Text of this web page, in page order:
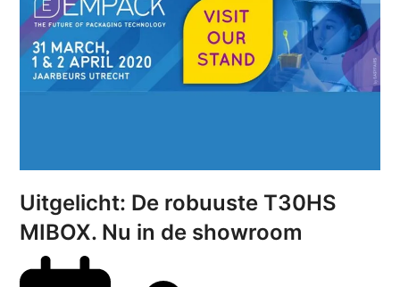
Uitgelicht: De robuuste T30HS
MIBOX. Nu in de showroom